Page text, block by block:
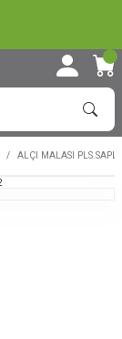
ALÇI MALASI